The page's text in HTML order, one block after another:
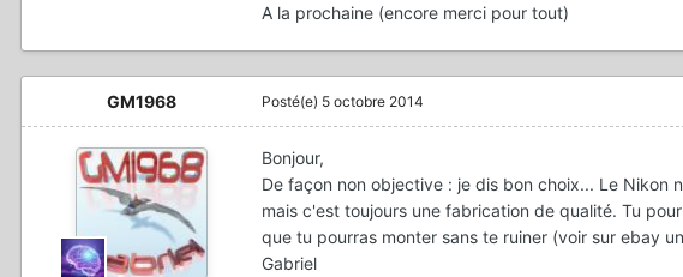
A la prochaine (encore merci pour tout)
GM1968 Posté(e) 5 octobre 2014
Bonjour,
De façon non objective : je dis bon choix... Le
mais c'est toujours une fabrication de qualité. Tu
que tu pourras monter sans te ruiner (voir sur ebay
Gabriel